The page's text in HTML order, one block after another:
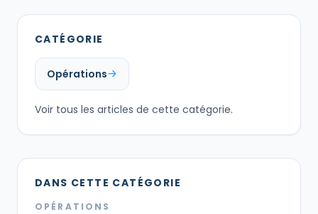
CATÉGORIE
Opérations
Voir tous les articles de cette catégorie.
DANS CETTE CATÉGORIE
OPÉRATIONS